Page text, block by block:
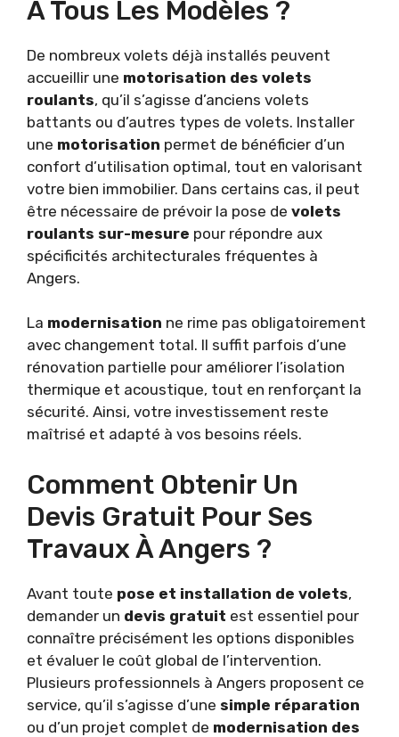
À Tous Les Modèles ?
De nombreux volets déjà installés peuvent
accueillir une motorisation des volets
roulants, qu’il s’agisse d’anciens volets
battants ou d’autres types de volets. Installer
une motorisation permet de bénéficier d’un
confort d’utilisation optimal, tout en valorisant
votre bien immobilier. Dans certains cas, il peut
être nécessaire de prévoir la pose de volets
roulants sur-mesure pour répondre aux
spécificités architecturales fréquentes à
Angers.
La modernisation ne rime pas obligatoirement
avec changement total. Il suffit parfois d’une
rénovation partielle pour améliorer l’isolation
thermique et acoustique, tout en renforçant la
sécurité. Ainsi, votre investissement reste
maîtrisé et adapté à vos besoins réels.
Comment Obtenir Un
Devis Gratuit Pour Ses
Travaux À Angers ?
Avant toute pose et installation de volets,
demander un devis gratuit est essentiel pour
connaître précisément les options disponibles
et évaluer le coût global de l’intervention.
Plusieurs professionnels à Angers proposent ce
service, qu’il s’agisse d’une simple réparation
ou d’un projet complet de modernisation des